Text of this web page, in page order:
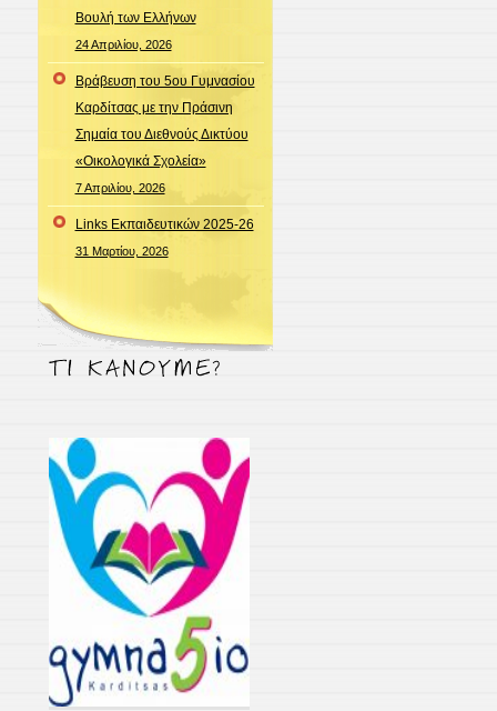
Βουλή των Ελλήνων
24 Απριλίου, 2026
Βράβευση του 5ου Γυμνασίου
Καρδίτσας με την Πράσινη
Σημαία του Διεθνούς Δικτύου
«Οικολογικά Σχολεία»
7 Απριλίου, 2026
Links Εκπαιδευτικών 2025-26
31 Μαρτίου, 2026